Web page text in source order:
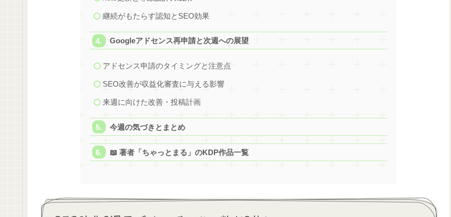
継続がもたらす認知とSEO効果
Googleアドセンス再申請と次週への展望
アドセンス申請のタイミングと注意点
SEO改善が収益化審査に与える影響
来週に向けた改善・投稿計画
今週の気づきとまとめ
📖 著者「ちゃっとまる」のKDP作品一覧